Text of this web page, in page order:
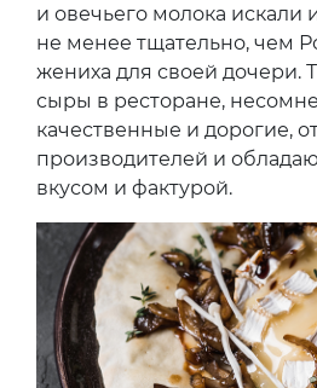
и овечьего молока искали
не менее тщательно, чем
жениха для своей дочери.
сыры в ресторане,
качественные и дорогие,
производителей и
вкусом и фактурой.